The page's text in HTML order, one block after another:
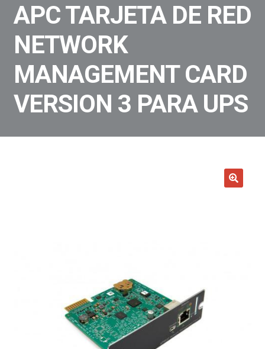
Contacto
APC TARJETA DE RED
NETWORK
MANAGEMENT CARD
VERSION 3 PARA UPS